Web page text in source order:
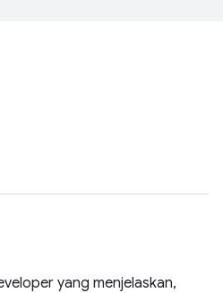
yang menjelaskan,